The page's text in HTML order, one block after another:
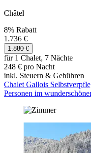
Châtel
8% Rabatt
1.736 €
1.880 €
für 1 Chalet, 7 Nächte
248 € pro Nacht
inkl. Steuern & Gebühren
Chalet Gallois
Personen im